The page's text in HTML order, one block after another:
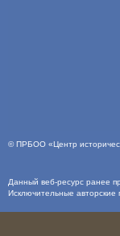
©ПРБОО «Центр
Данный веб-ресурс ранее
Исключительные